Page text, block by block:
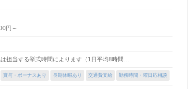
円～
担当する挙式時間によります（1日平均8時間…
賞与・ボーナスあり 長期休暇あり 交通費支給 勤務時間・曜日応相談